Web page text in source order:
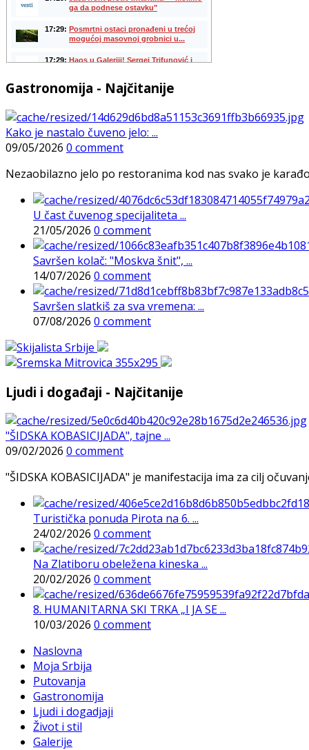
Gastronomija - Najčitanije
Kako je nastalo čuveno jelo: ...
09/05/2026 0 comment
Nezaobilazno jelo po restoranima kod nas svako je
U čast čuvenog specijaliteta ...
21/05/2026 0 comment
Savršen kolač: "Moskva šnit", ...
14/07/2026 0 comment
Savršen slatkiš za sva vremena: ...
07/08/2026 0 comment
Ljudi i događaji - Najčitanije
"ŠIDSKA KOBASICIJADA", tajne ...
09/02/2026 0 comment
"ŠIDSKA KOBASICIJADA" je manifestacija ima za cilj
Turistička ponuda Pirota na 6. ...
24/02/2026 0 comment
Na Zlatiboru obeležena kineska ...
20/02/2026 0 comment
8. HUMANITARNA SKI TRKA „I JA SE ...
10/03/2026 0 comment
Naslovna
Moja Srbija
Putovanja
Gastronomija
Ljudi i dogadjaji
Život i stil
Galerije